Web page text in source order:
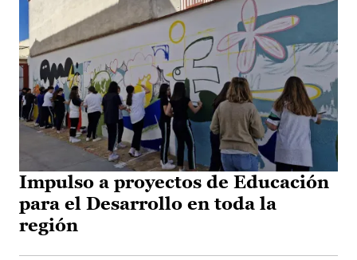
Impulso a proyectos de Educación
para el Desarrollo en toda la
región